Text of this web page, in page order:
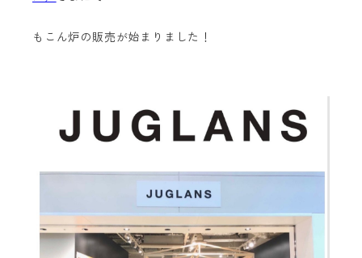
もこん炉の販売が始まりました！